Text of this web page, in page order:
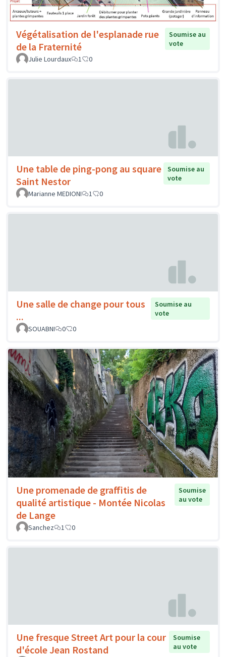
Végétalisation de l'esplanade rue
de la Fraternité
Soumise au
vote
Julie Lourdaux
1 0
Une table de ping-pong au square
Saint Nestor
Soumise au
vote
Marianne MEDIONI
1 0
Une salle de change pour tous
...
Soumise au
vote
SOUABNI
0 0
Une promenade de graffitis de
qualité artistique - Montée Nicolas
de Lange
Soumise
au vote
Sanchez 1 0
Une fresque Street Art pour la cour
d'école Jean Rostand
Soumise
au vote